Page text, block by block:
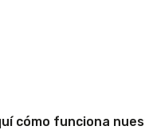
cómo funciona